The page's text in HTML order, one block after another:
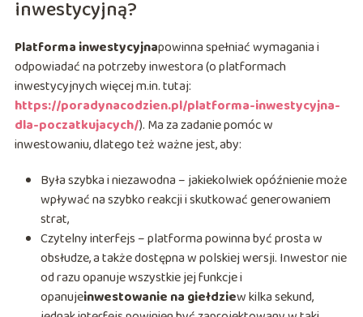
inwestycyjną?
Platforma inwestycyjnapowinna spełniać wymagania i
odpowiadać na potrzeby inwestora (o platformach
inwestycyjnych więcej m.in. tutaj:
https://poradynacodzien.pl/platforma-inwestycyjna-
dla-poczatkujacych/). Ma za zadanie pomóc w
inwestowaniu, dlatego też ważne jest, aby:
Była szybka i niezawodna – jakiekolwiek opóźnienie może
wpływać na szybko reakcji i skutkować generowaniem
strat,
Czytelny interfejs – platforma powinna być prosta w
obsłudze, a także dostępna w polskiej wersji. Inwestor nie
od razu opanuje wszystkie jej funkcje i
opanujeinwestowanie na giełdziew kilka sekund,